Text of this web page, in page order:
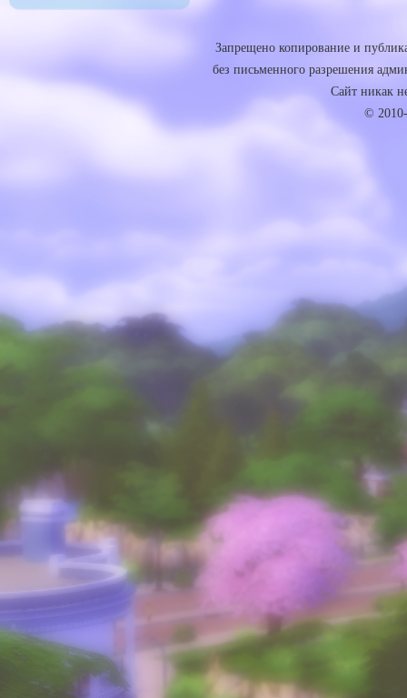
Запрещено копирование и
без письменного разрешения
Сайт никак
©